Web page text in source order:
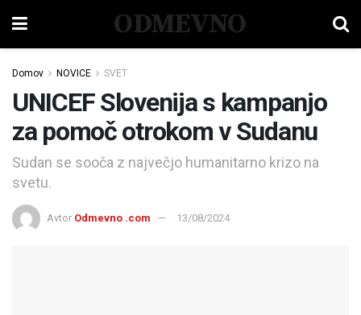
ODMEVNO
Domov NOVICE SVET
UNICEF Slovenija s kampanjo
za pomoč otrokom v Sudanu
Sudan se sooča z največjo humanitarno krizo na
svetu.
Avtor Odmevno .com 13/08/2024